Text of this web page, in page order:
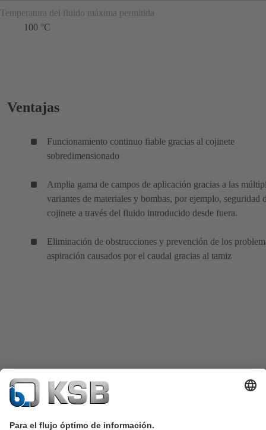
Temperatura del fluido máxima permitida
100 °C
Ventajas
Funcionamiento continuo fiable gracias al cojinete
sobredimensionado
Amplia gama de campos de aplicación gracias a las
variantes de materiales y bombas, por ejemplo, seguridad
cojinete a través del fluido introducido desde fuera.
Eliminación de obstrucciones y prevención de los
aspiración causados por el caudal gracias al tamiz